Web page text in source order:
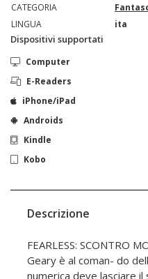
CATEGORIA
LINGUA
ita
Dispositivi supportati
Computer
E-Readers
iPhone/iPad
Androids
Kindle
Kobo
Descrizione
FEARLESS: SCONTRO
Geary è al coman- do
numerica deve lasciare